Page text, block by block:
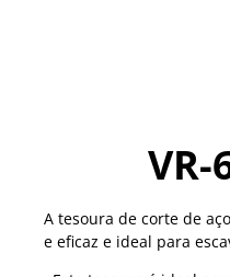
VR-
A tesoura de corte de
e eficaz e ideal para